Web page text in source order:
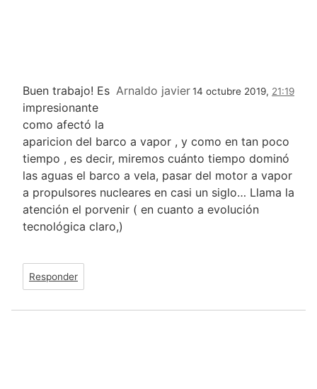
Arnaldo javier14 octubre 2019, 21:19
Buen trabajo! Es
impresionante
como afectó la
aparicion del barco a vapor , y como en tan poco
tiempo , es decir, miremos cuánto tiempo dominó
las aguas el barco a vela, pasar del motor a vapor
a propulsores nucleares en casi un siglo… Llama la
atención el porvenir ( en cuanto a evolución
tecnológica claro,)
Responder